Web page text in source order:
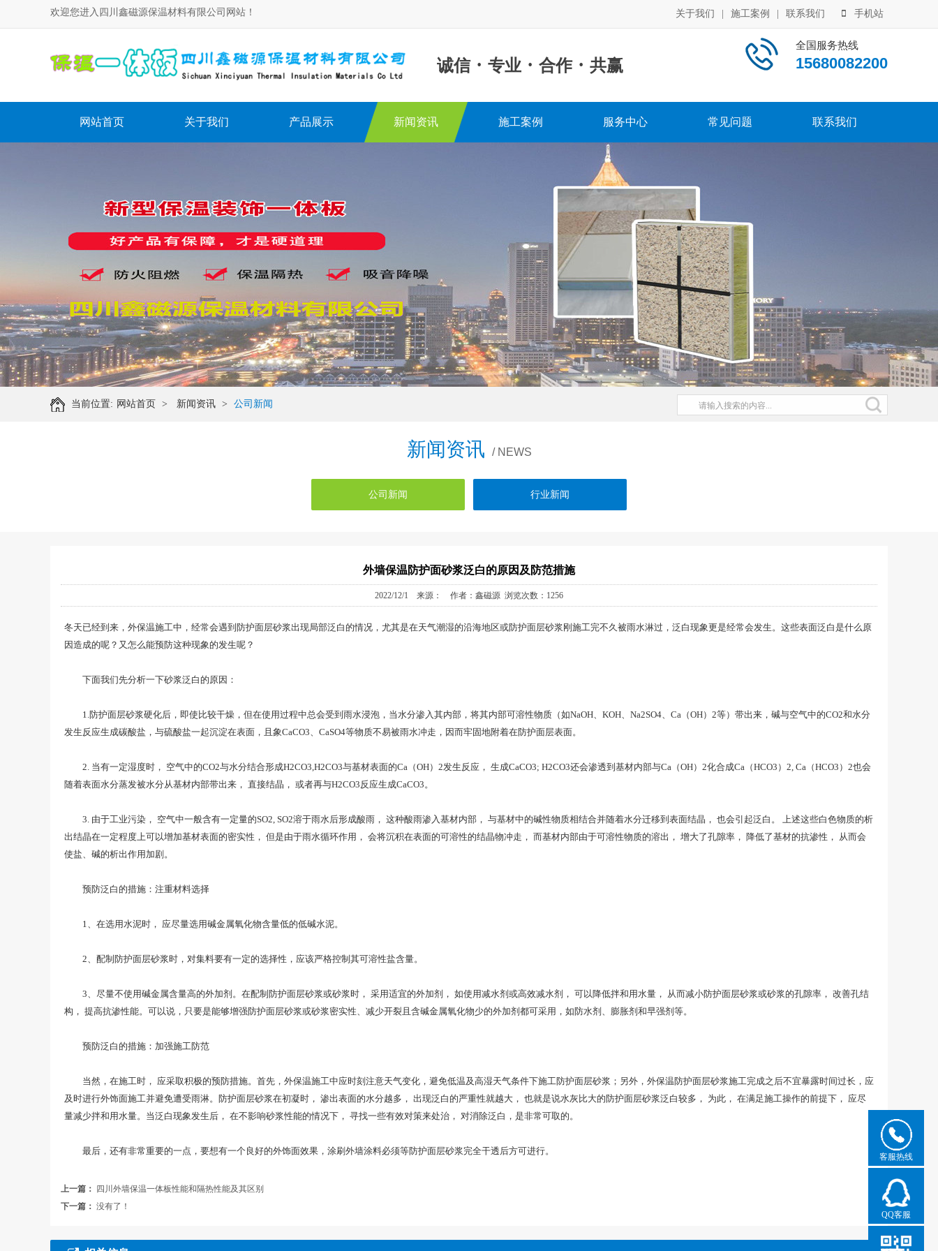
欢迎您进入四川鑫磁源保温材料有限公司网站！ 关于我们 施工案例 联系我们 手机站
诚信 · 专业 · 合作 · 共赢
全国服务热线
15680082200
网站首页 关于我们 产品展示 新闻资讯 施工案例 服务中心 常见问题 联系我们
当前位置: 网站首页 > 新闻资讯 > 公司新闻
新闻资讯 / NEWS
公司新闻 行业新闻
外墙保温防护面砂浆泛白的原因及防范措施
2022/12/1 来源： 作者：鑫磁源 浏览次数：1256
冬天已经到来，外保温施工中，经常会遇到防护面层砂浆出现局部泛白的情况，尤其是在天气潮湿的沿海地区或防护面层砂浆刚施工完不久被雨水淋过，泛白现象更是经常会发生。这些表面泛白是什么原
因造成的呢？又怎么能预防这种现象的发生呢？
下面我们先分析一下砂浆泛白的原因：
1.防护面层砂浆硬化后，即使比较干燥，但在使用过程中总会受到雨水浸泡，当水分渗入其内部，将其内部可溶性物质（如NaOH、KOH、Na2SO4、Ca（OH）2等）带出来，碱与空气中的CO2和水分
发生反应生成碳酸盐，与硫酸盐一起沉淀在表面，且象CaCO3、CaSO4等物质不易被雨水冲走，因而牢固地附着在防护面层表面。
2. 当有一定湿度时， 空气中的CO2与水分结合形成H2CO3,H2CO3与基材表面的Ca（OH）2发生反应， 生成CaCO3; H2CO3还会渗透到基材内部与Ca（OH）2化合成Ca（HCO3）2, Ca（HCO3）2也会
随着表面水分蒸发被水分从基材内部带出来， 直接结晶， 或者再与H2CO3反应生成CaCO3。
3. 由于工业污染， 空气中一般含有一定量的SO2, SO2溶于雨水后形成酸雨， 这种酸雨渗入基材内部， 与基材中的碱性物质相结合并随着水分迁移到表面结晶， 也会引起泛白。 上述这些白色物质的析
出结晶在一定程度上可以增加基材表面的密实性， 但是由于雨水循环作用， 会将沉积在表面的可溶性的结晶物冲走， 而基材内部由于可溶性物质的溶出， 增大了孔隙率， 降低了基材的抗渗性， 从而会
使盐、碱的析出作用加剧。
预防泛白的措施：注重材料选择
1、在选用水泥时， 应尽量选用碱金属氧化物含量低的低碱水泥。
2、配制防护面层砂浆时，对集料要有一定的选择性，应该严格控制其可溶性盐含量。
3、尽量不使用碱金属含量高的外加剂。在配制防护面层砂浆或砂浆时， 采用适宜的外加剂， 如使用减水剂或高效减水剂， 可以降低拌和用水量， 从而减小防护面层砂浆或砂浆的孔隙率， 改善孔结
构， 提高抗渗性能。可以说，只要是能够增强防护面层砂浆或砂浆密实性、减少开裂且含碱金属氧化物少的外加剂都可采用，如防水剂、膨胀剂和早强剂等。
预防泛白的措施：加强施工防范
当然，在施工时， 应采取积极的预防措施。首先，外保温施工中应时刻注意天气变化，避免低温及高湿天气条件下施工防护面层砂浆；另外，外保温防护面层砂浆施工完成之后不宜暴露时间过长，应
及时进行外饰面施工并避免遭受雨淋。防护面层砂浆在初凝时， 渗出表面的水分越多， 出现泛白的严重性就越大， 也就是说水灰比大的防护面层砂浆泛白较多， 为此， 在满足施工操作的前提下， 应尽
量减少拌和用水量。当泛白现象发生后， 在不影响砂浆性能的情况下， 寻找一些有效对策来处治， 对消除泛白，是非常可取的。
最后，还有非常重要的一点，要想有一个良好的外饰面效果，涂刷外墙涂料必须等防护面层砂浆完全干透后方可进行。
上一篇：
四川外墙保温一体板性能和隔热性能及其区别
下一篇： 没有了！
客服热线
QQ客服